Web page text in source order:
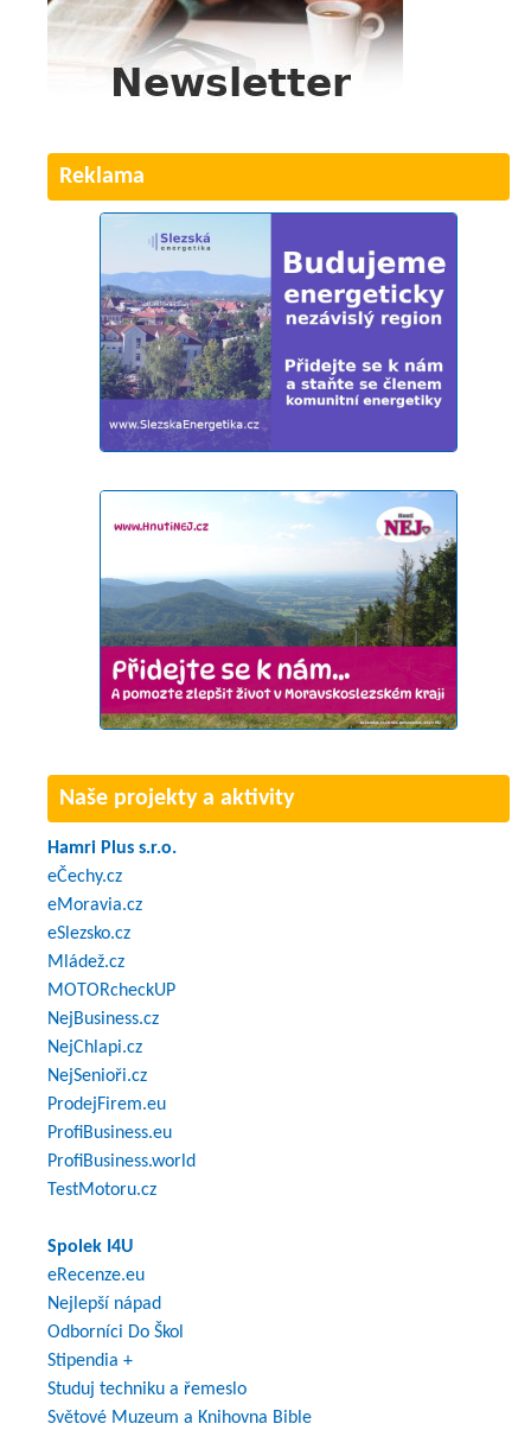
Reklama
Naše projekty a aktivity
Hamri Plus s.r.o.
eČechy.cz
eMoravia.cz
eSlezsko.cz
Mládež.cz
MOTORcheckUP
NejBusiness.cz
NejChlapi.cz
NejSenioři.cz
ProdejFirem.eu
ProfiBusiness.eu
ProfiBusiness.world
TestMotoru.cz
Spolek I4U
eRecenze.eu
Nejlepší nápad
Odborníci Do Škol
Stipendia +
Studuj techniku a řemeslo
Světové Muzeum a Knihovna Bible